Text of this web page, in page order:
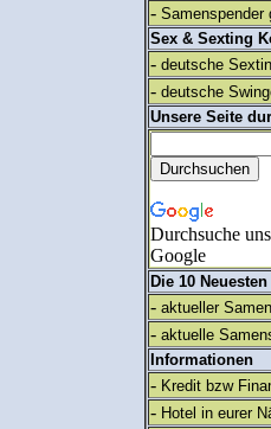
- Samenspender
Sex & Sexting
- deutsche
- deutsche
Unsere Seite
Durchsuche
Google
Die 10
- aktueller
- aktuelle
Informationen
- Kredit bzw
- Hotel in eurer